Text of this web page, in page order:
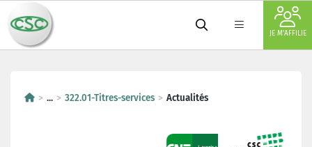
JE M'AFFILIE
... 322.01-Titres-services Actualités